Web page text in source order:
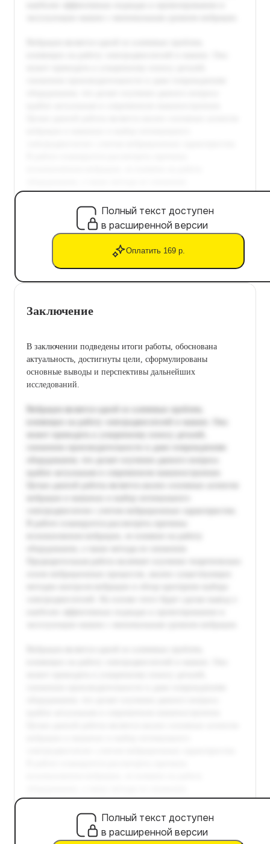
Полный текст доступен
в расширенной версии
Оплатить 169 р.
Заключение
В заключении подведены итоги работы, обоснована
актуальность, достигнуты цели, сформулированы
основные выводы и перспективы дальнейших
исследований.
Полный текст доступен
в расширенной версии